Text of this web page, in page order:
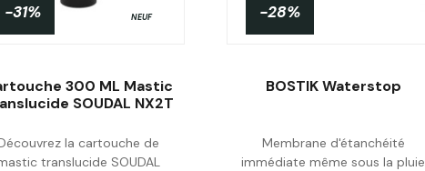
Acheter
-31% NEUF
300 ML Mastic
SOUDAL NX2T
la cartouche de
translucide SOUDAL
Personnaliser
-28%
BOSTIK Waterstop
Membrane d'étanchéité
immédiate même sous la pluie